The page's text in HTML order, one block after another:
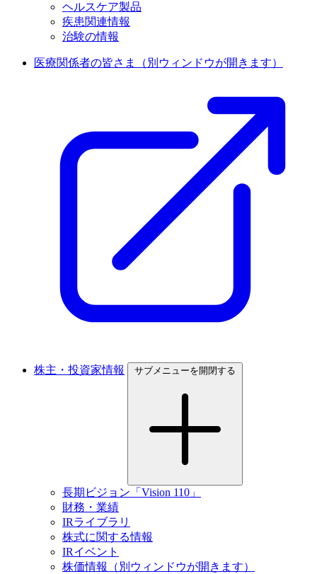
ヘルスケア製品
疾患関連情報
治験の情報
医療関係者の皆さま （別ウィンドウが開きます）
株主・投資家情報 サブメニューを開閉する
長期ビジョン「Vision 110」
財務・業績
IRライブラリ
株式に関する情報
IRイベント
株価情報
（別ウィンドウが開きます）